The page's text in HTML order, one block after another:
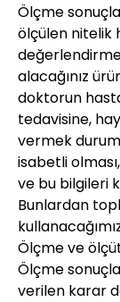
Ölçme
ölçülen nitelik
alacağınız
doktorun
tedavisine,
vermek
isabetli
ve bu bilgileri
Bunlardan
Ölçme ve
Ölçme
verilen karar